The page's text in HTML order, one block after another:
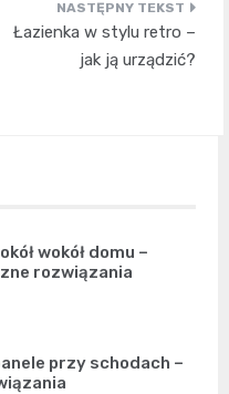
Łazienka w stylu retro –
jak ją urządzić?
wokół domu –
rozwiązania
przy schodach –